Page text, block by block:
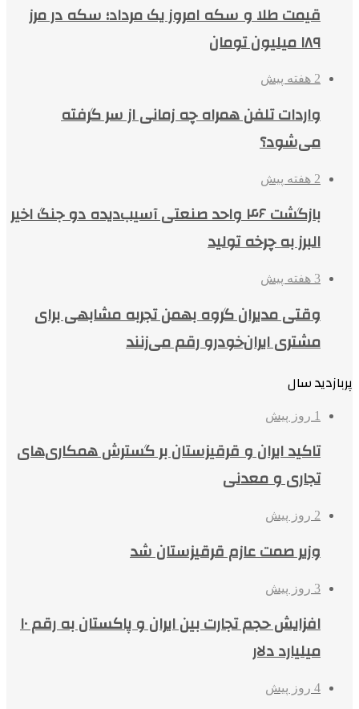
قیمت طلا و سکه امروز یک مرداد؛ سکه در مرز
۱۸۹ میلیون تومان
2 هفته پیش
واردات تلفن همراه چه زمانی از سر گرفته
می‌شود؟
2 هفته پیش
بازگشت ۴۶ واحد صنعتی آسیب‌دیده دو جنگ اخیر
البرز به چرخه تولید
3 هفته پیش
وقتی مدیران گروه بهمن تجربه مشابهی برای
مشتری ایران‌خودرو رقم می‌زنند
پربازدید سال
1 روز پیش
تاکید ایران و قرقیزستان بر گسترش همکاری‌های
تجاری و معدنی
2 روز پیش
وزیر صمت عازم قرقیزستان شد
3 روز پیش
افزایش حجم تجارت بین ایران و پاکستان به رقم ۱۰
میلیارد دلار
4 روز پیش